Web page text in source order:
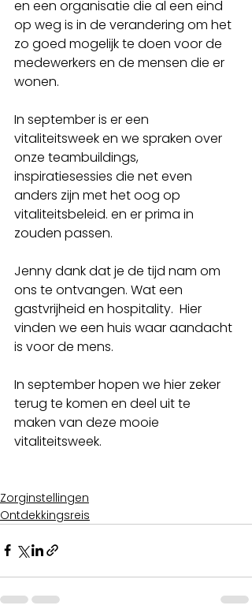
en een organisatie die al een eind
op weg is in de verandering om het
zo goed mogelijk te doen voor de
medewerkers en de mensen die er
wonen.
In september is er een
vitaliteitsweek en we spraken over
onze teambuildings,
inspiratiesessies die net even
anders zijn met het oog op
vitaliteitsbeleid. en er prima in
zouden passen.
Jenny dank dat je de tijd nam om
ons te ontvangen. Wat een
gastvrijheid en hospitality.  Hier
vinden we een huis waar aandacht
is voor de mens.
In september hopen we hier zeker
terug te komen en deel uit te
maken van deze mooie
vitaliteitsweek.
Zorginstellingen
Ontdekkingsreis